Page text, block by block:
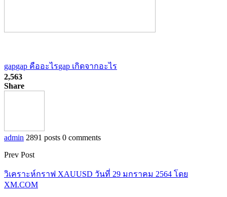
gapgap คืออะไรgap เกิดจากอะไร
2,563
Share
admin 2891 posts 0 comments
Prev Post
วิเคราะห์กราฟ XAUUSD วันที่ 29 มกราคม 2564 โดย
XM.COM